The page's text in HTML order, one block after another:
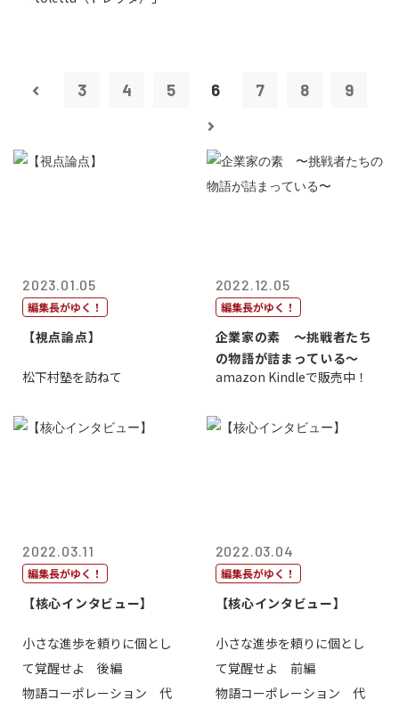
3 4 5 6 7 8 9
2023.01.05
編集長がゆく！
【視点論点】
松下村塾を訪ねて
2022.12.05
編集長がゆく！
企業家の素 〜挑戦者たち
の物語が詰まっている〜
amazon Kindleで販売中！
2022.03.11
編集長がゆく！
【核心インタビュー】
小さな進歩を頼りに個とし
て覚醒せよ 後編
物語コーポレーション 代
2022.03.04
編集長がゆく！
【核心インタビュー】
小さな進歩を頼りに個とし
て覚醒せよ 前編
物語コーポレーション 代